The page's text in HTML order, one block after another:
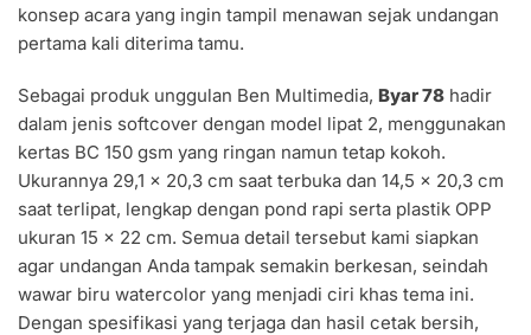
konsep acara yang ingin tampil menawan sejak undangan
pertama kali diterima tamu.
Sebagai produk unggulan Ben Multimedia, Byar 78 hadir
dalam jenis softcover dengan model lipat 2, menggunakan
kertas BC 150 gsm yang ringan namun tetap kokoh.
Ukurannya 29,1 × 20,3 cm saat terbuka dan 14,5 × 20,3 cm
saat terlipat, lengkap dengan pond rapi serta plastik OPP
ukuran 15 × 22 cm. Semua detail tersebut kami siapkan
agar undangan Anda tampak semakin berkesan, seindah
wawar biru watercolor yang menjadi ciri khas tema ini.
Dengan spesifikasi yang terjaga dan hasil cetak bersih,